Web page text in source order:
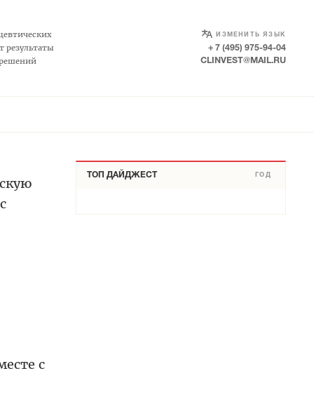
результаты
ИЗМЕНИТЬ ЯЗЫК
SELECT LANGUAGE
+ 7 (495) 975-94-04
CLINVEST@MAIL.RU
с
ТОП ДАЙДЖЕСТ ГОД